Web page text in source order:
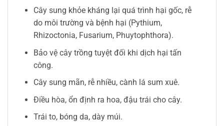
Cây sung khỏe kháng lại quá trình hại gốc, rễ
do môi trường và bệnh hại (Pythium,
Rhizoctonia, Fusarium, Phuytophthora).
Bảo vệ cây trồng tuyệt đối khi dịch hại tấn
công.
Cây sung mãn, rễ nhiều, cành lá sum xuê.
Điều hòa, ổn định ra hoa, đậu trái cho cây.
Trái to, bóng da, dày múi.